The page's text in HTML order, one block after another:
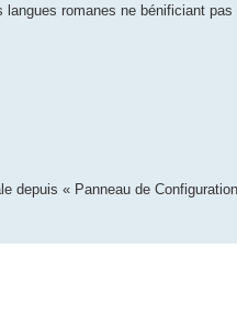
romanes ne bénificiant pas
depuis « Panneau de